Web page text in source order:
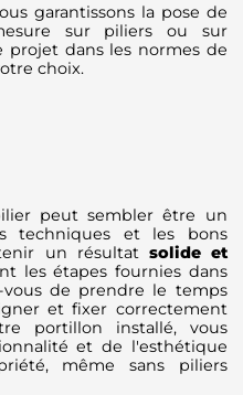
garantissons la pose de
sur piliers ou sur
projet dans les normes de
choix.
peut sembler être un
techniques et les bons
un résultat solide et
les étapes fournies dans
de prendre le temps
et fixer correctement
portillon installé, vous
et de l'esthétique
même sans piliers